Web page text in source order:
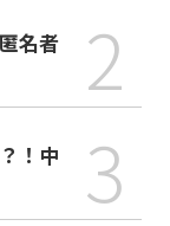
名者
2
3